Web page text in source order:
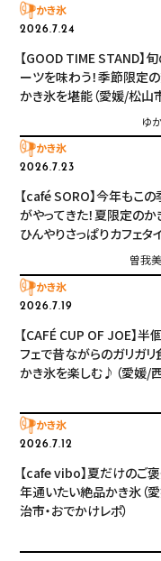
かき氷
2026.7.24
【GOOD TIME STAND】
ーツを味わう！季節限定
かき氷を堪能（愛媛/松山
ゆ
かき氷
2026.7.23
【café SORO】今年もこ
がやってきた！夏限定のか
ひんやりさっぱりカフェタ
（愛媛/松山市・おでかけレ
曽我
かき氷
2026.7.19
【CAFÉ CUP OF JOE】半
フェで昔ながらのガリガ
かき氷を楽しむ♪（愛媛/
かき氷
2026.7.12
【cafe vibo】夏だけのご
年通いたい絶品かき氷（
治市・おでかけレポ）